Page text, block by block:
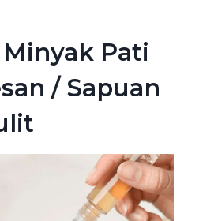
Minyak Pati
/ Sapuan